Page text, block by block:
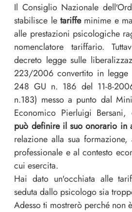
Il Consiglio Nazionale
stabilisce le tariffeminime e
alle prestazioni psicologiche
nomenclatore tariffario.
decreto legge sulle
223/2006 convertito in
248 GU n. 186 del 11-8-
n.183) messo a punto dal
Economico Pierluigi Bersani,
può definire il suo onorario in
relazione alla sua formazione,
professionale e al contesto
cui esercita.
Hai dato un′occhiata alle
seduta dallo psicologo sia
Adesso ti mostrerò perché non